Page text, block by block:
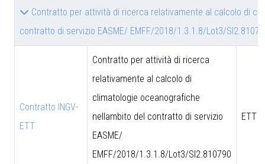
Contratto per attività di ricerca relativamente al calcolo di
contratto di servizio EASME/ EMFF/2018/1.3.1.8/Lot3/
Contratto INGV-
ETT
Contratto per attività di ricerca
relativamente al calcolo di
climatologie oceanografiche
nellambito del contratto di servizio
EASME/
EMFF/2018/1.3.1.8/Lot3/SI2.810790
ETT